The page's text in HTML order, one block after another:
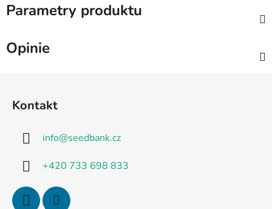
Parametry produktu
Opinie
Kontakt
info@seedbank.cz
+420 733 698 833